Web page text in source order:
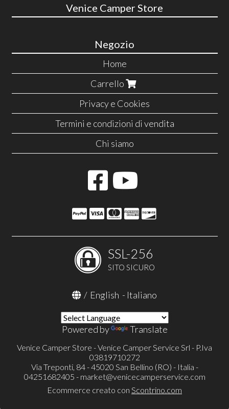
Venice Camper Store
Negozio
Home
Carrello
Privacy e Cookies
Termini e condizioni di vendita
Chi siamo
SSL-256
SITO SICURO
/ English - Italiano
Powered by Translate
Venice Camper Store - Venice Camper Service Srl - P.Iva
03819710272
Via Treponti, 84 - 45020 San Bellino (RO) - Italia -
04251682405 - market@venicecamperservice.com
Ecommerce creato con Scontrino.com